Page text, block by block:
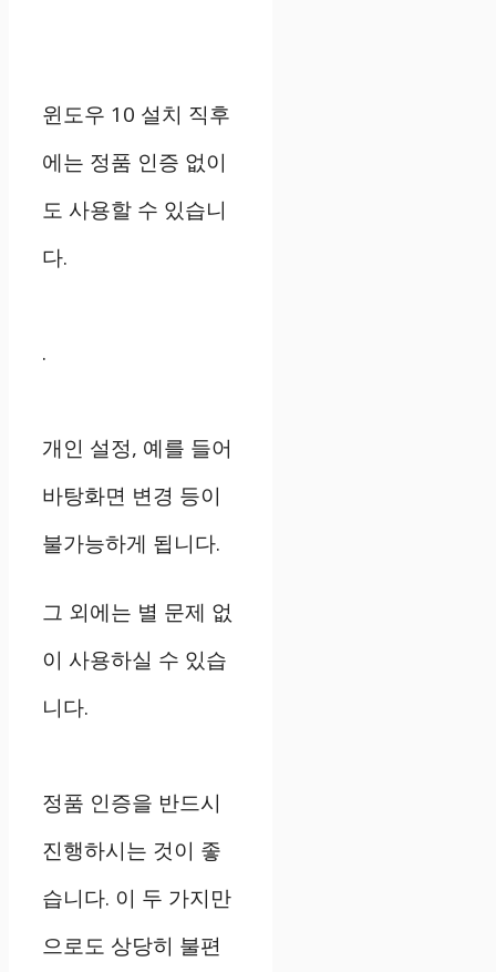
윈도우 10 설치 직후
에는 정품 인증 없이
도 사용할 수 있습니
다.
.
개인 설정, 예를 들어
바탕화면 변경 등이
불가능하게 됩니다.
그 외에는 별 문제 없
이 사용하실 수 있습
니다.
정품 인증을 반드시
진행하시는 것이 좋
습니다. 이 두 가지만
으로도 상당히 불편